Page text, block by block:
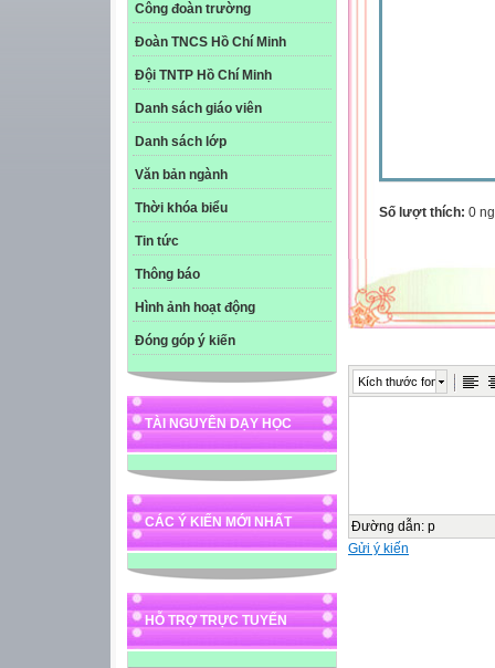
Công đoàn trường
Đoàn TNCS Hồ Chí Minh
Đội TNTP Hồ Chí Minh
Danh sách giáo viên
Danh sách lớp
Văn bản ngành
Thời khóa biểu
Tin tức
Thông báo
Hình ảnh hoạt động
Đóng góp ý kiến
TÀI NGUYÊN DẠY HỌC
CÁC Ý KIẾN MỚI NHẤT
HỖ TRỢ TRỰC TUYẾN
Số lượt thích: 0
Kích thước font
Đường dẫn: p
Gửi ý kiến